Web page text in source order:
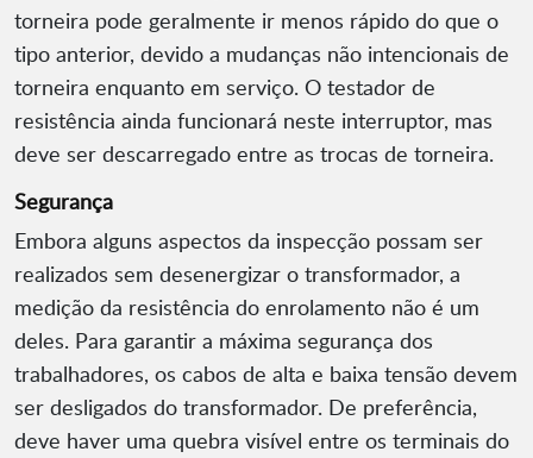
torneira pode geralmente ir menos rápido do que o
tipo anterior, devido a mudanças não intencionais de
torneira enquanto em serviço. O testador de
resistência ainda funcionará neste interruptor, mas
deve ser descarregado entre as trocas de torneira.
Segurança
Embora alguns aspectos da inspecção possam ser
realizados sem desenergizar o transformador, a
medição da resistência do enrolamento não é um
deles. Para garantir a máxima segurança dos
trabalhadores, os cabos de alta e baixa tensão devem
ser desligados do transformador. De preferência,
deve haver uma quebra visível entre os terminais do